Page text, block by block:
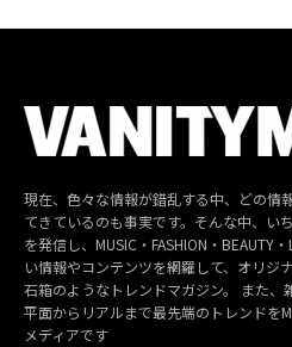
現在、色々な情報が錯乱する中、どの情
てきているのも事実です。そんな中、い
を発信し、MUSIC・FASHION・BEAUTY
い情報やコンテンツを網羅して、オリジ
石箱のようなトレンドマガジン。 また、
平面からリアルまで最先端のトレンドを
メディアです